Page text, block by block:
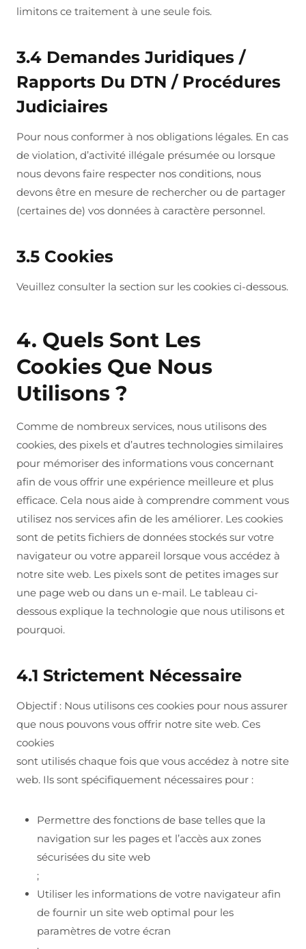
limitons ce traitement à une seule fois.
3.4 Demandes Juridiques /
Rapports Du DTN / Procédures
Judiciaires
Pour nous conformer à nos obligations légales. En cas
de violation, d’activité illégale présumée ou lorsque
nous devons faire respecter nos conditions, nous
devons être en mesure de rechercher ou de partager
(certaines de) vos données à caractère personnel.
3.5 Cookies
Veuillez consulter la section sur les cookies ci-dessous.
4. Quels Sont Les
Cookies Que Nous
Utilisons ?
Comme de nombreux services, nous utilisons des
cookies, des pixels et d’autres technologies similaires
pour mémoriser des informations vous concernant
afin de vous offrir une expérience meilleure et plus
efficace. Cela nous aide à comprendre comment vous
utilisez nos services afin de les améliorer. Les cookies
sont de petits fichiers de données stockés sur votre
navigateur ou votre appareil lorsque vous accédez à
notre site web. Les pixels sont de petites images sur
une page web ou dans un e-mail. Le tableau ci-
dessous explique la technologie que nous utilisons et
pourquoi.
4.1 Strictement Nécessaire
Objectif : Nous utilisons ces cookies pour nous assurer
que nous pouvons vous offrir notre site web. Ces
cookies
sont utilisés chaque fois que vous accédez à notre site
web. Ils sont spécifiquement nécessaires pour :
Permettre des fonctions de base telles que la
navigation sur les pages et l’accès aux zones
sécurisées du site web
;
Utiliser les informations de votre navigateur afin
de fournir un site web optimal pour les
paramètres de votre écran